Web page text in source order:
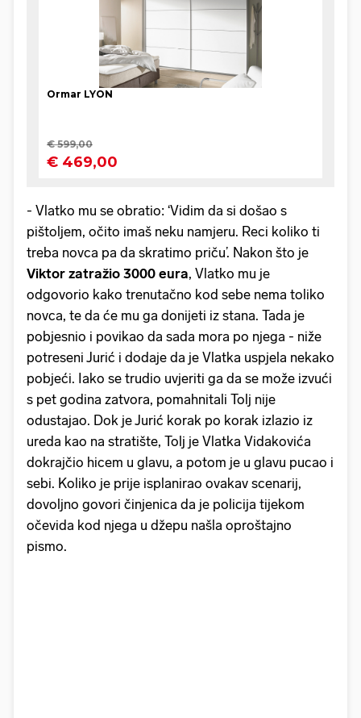
- Vlatko mu se obratio: ‘Vidim da si došao s
pištoljem, očito imaš neku namjeru. Reci koliko ti
treba novca pa da skratimo priču’. Nakon što je
Viktor zatražio 3000 eura, Vlatko mu je
odgovorio kako trenutačno kod sebe nema toliko
novca, te da će mu ga donijeti iz stana. Tada je
pobjesnio i povikao da sada mora po njega - niže
potreseni Jurić i dodaje da je Vlatka uspjela nekako
pobjeći. Iako se trudio uvjeriti ga da se može izvući
s pet godina zatvora, pomahnitali Tolj nije
odustajao. Dok je Jurić korak po korak izlazio iz
ureda kao na stratište, Tolj je Vlatka Vidakovića
dokrajčio hicem u glavu, a potom je u glavu pucao i
sebi. Koliko je prije isplanirao ovakav scenarij,
dovoljno govori činjenica da je policija tijekom
očevida kod njega u džepu našla oproštajno
pismo.